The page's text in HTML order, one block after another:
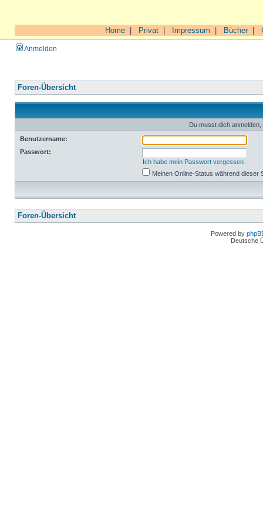
Home Privat Impressum Bücher|
Anmelden
Foren-Übersicht
Du musst dich
Benutzername:
Passwort:
Ich habe mein Passwort vergessen
Meinen Online-Status während dieser
Foren-Übersicht
Powered by
Deutsche